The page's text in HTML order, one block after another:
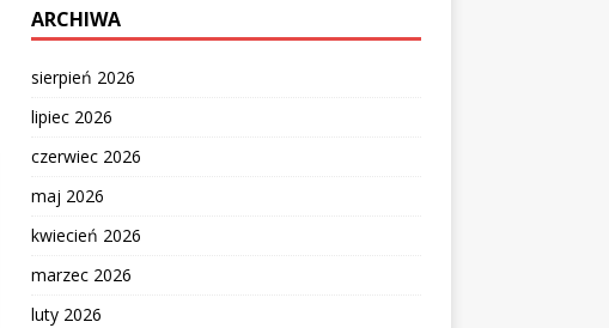
ARCHIWA
sierpień 2026
lipiec 2026
czerwiec 2026
maj 2026
kwiecień 2026
marzec 2026
luty 2026